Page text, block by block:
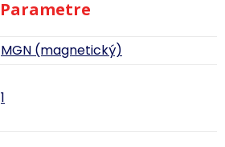
Parametre
MGN (magnetický)
1